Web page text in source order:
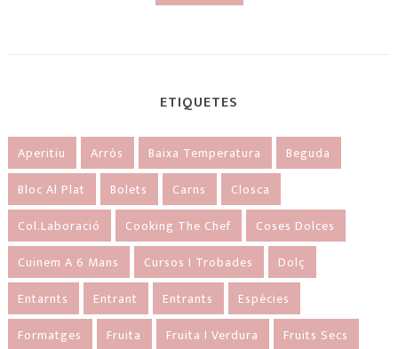
ETIQUETES
Aperitiu Arròs Baixa Temperatura
Beguda
Bloc Al Plat
Bolets Carns
Closca
Col.laboració
Cooking The Chef
Coses Dolces
Cuinem A 6 Mans
Cursos I Trobades
Dolç
Entarnts
Entrant Entrants
Espècies
Formatges
Fruita Fruita I Verdura
Fruits Secs